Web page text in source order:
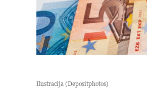
Ilustracija (Depositphotos)